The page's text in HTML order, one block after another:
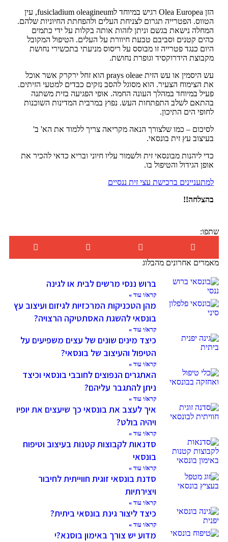
הזן Olea Europea רגיש במיוחד לfusicladium oleagineum, עין
הטווס. הפטרייה תגרום לצניחת העלים ולהפחתת החיוניות שלהם.
המחלה נישאת בגשם וניתן לזהות אותה בקלות על ידי כתמים
כהים קטנים וסביבם טבעת חיוורת על העלים. הטיפול המקובל
היום כנגד פטרייה זו מבוסס על ריסוס מניעתי בתכשירי נחושת
מקבוצת הידרוקסיד וגופרת נחושת.
עש היסמין או עש הזית prays oleae הוא זחל ירקרק אשר אוכל
את הצימוח הצעיר. הוא מסוגל להסב נזקים כבדים למטעי הזיתים.
פעיל במיוחד במהלך העונה החמה. אופי הפגיעה בזית משתנה
בהתאם לשלב התפתחות העש. נפוץ במרבית המדינות השוכנות
לחופי הים התיכון.
לסיכום – כמו שלצורך הנאה מקריאה צריך ללמוד את הא' ב'
בעיצוב עץ זית בונסאי.
כדי ליהנות מבונסאי זית ולשמור עליו חיוני ובריא כדאי להכיר את
אופן הגידול והטיפול בו.
למתעניינים ברכישת עצי זית ננסיים
בהצלחה!!
שתפו:
מאמרים אחרונים מהבלוג
ברוש ננסי מרשים לבית או לגינה
קרא/י עוד »
מהן הטכניקות המרכזיות לגיזום ועיצוב עץ
בונסאי להשגת האסתטיקה הרצויה?
קרא/י עוד »
כיצד מינים שונים של עצים משפיעים על
הטיפול והעיצוב של בונסאי?
קרא/י עוד »
האתגרים הנפוצים לחובבי בונסאי וכיצד
ניתן להתגבר עליהם?
קרא/י עוד »
איך לעצב את בונסאי כך שיעצים את יופיו
ויהיה בולט?
קרא/י עוד »
סדנאות לקבוצות קטנות בעיצוב וטיפוח
בונסאי
קרא/י עוד »
סדנת בונסאי זוגית חווייתית לחיבור
ויצירתיות
קרא/י עוד »
כיצד ליצור גינת בונסאי ביתית?
קרא/י עוד »
מדוע יש צורך באימון בוסנא?י